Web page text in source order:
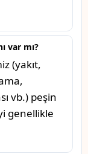
var mı?
(yakıt,
vb.) peşin
genellikle